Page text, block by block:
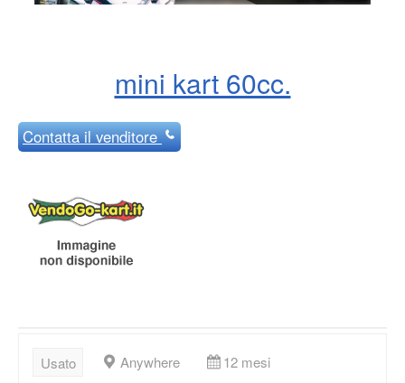
mini kart 60cc.
Contattail venditore
Usato Anywhere 12 mesi